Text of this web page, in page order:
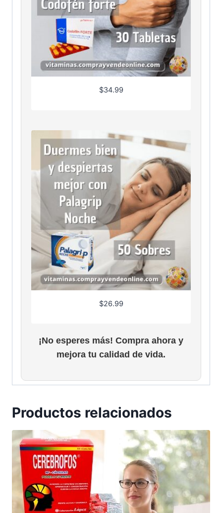
$34.99
$26.99
¡No esperes más! Compra ahora y
mejora tu calidad de vida.
Productos relacionados